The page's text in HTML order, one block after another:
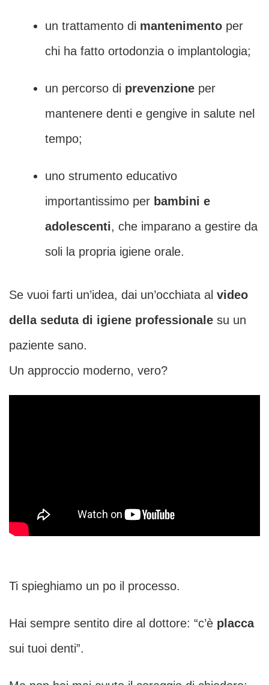
un trattamento di mantenimento per
chi ha fatto ortodonzia o implantologia;
un percorso di prevenzione per
mantenere denti e gengive in salute nel
tempo;
uno strumento educativo
importantissimo per bambini e
adolescenti, che imparano a gestire da
soli la propria igiene orale.
Se vuoi farti un’idea, dai un’occhiata al video
della seduta di igiene professionale su un
paziente sano.
Un approccio moderno, vero?
Ti spieghiamo un po il processo.
Hai sempre sentito dire al dottore: “c’è placca
sui tuoi denti”.